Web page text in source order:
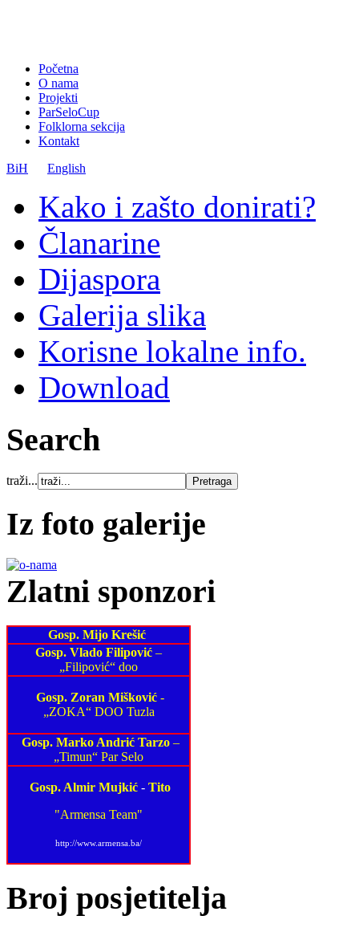
Početna
O nama
Projekti
ParSeloCup
Folklorna sekcija
Kontakt
BiH
English
Kako i zašto donirati?
Članarine
Dijaspora
Galerija slika
Korisne lokalne info.
Download
Search
traži...
Iz foto galerije
Zlatni sponzori
Gosp. Mijo Krešić
Gosp. Vlado Filipović –
„Filipović“ doo
Gosp. Zoran Mišković -
„ZOKA“ DOO Tuzla
Gosp. Marko Andrić Tarzo–
„Timun“ Par Selo
Gosp. Almir Mujkić - Tito
"Armensa Team"
http://www.armensa.ba/
Broj posjetitelja